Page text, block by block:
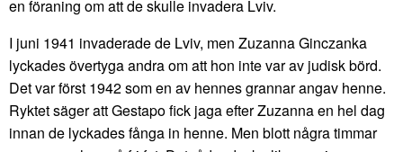
en föraning om att de skulle invadera Lviv.
I juni 1941 invaderade de Lviv, men Zuzanna Ginczanka
lyckades övertyga andra om att hon inte var av judisk börd.
Det var först 1942 som en av hennes grannar angav henne.
Ryktet säger att Gestapo fick jaga efter Zuzanna en hel dag
innan de lyckades fånga in henne. Men blott några timmar